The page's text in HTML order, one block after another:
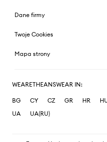
Dane firmy
Twoje Cookies
Mapa strony
WEARETHEANSWEAR IN:
BG CY CZ GR HR
UA
UA(RU)